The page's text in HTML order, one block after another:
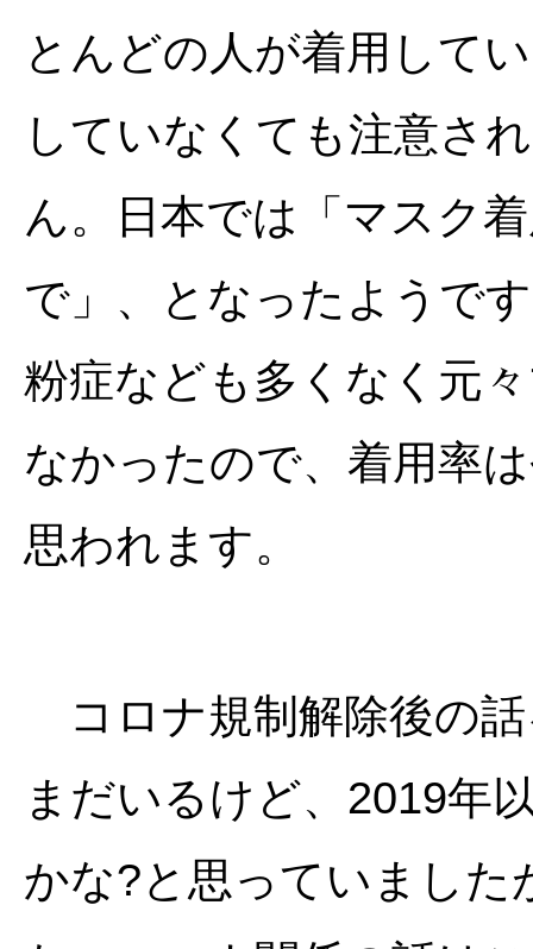
とんどの人が着用して
していなくても注意さ
ん。日本では「マスク
で」、となったようで
粉症なども多くなく元
なかったので、着用率
思われます。
コロナ規制解除後の
まだいるけど、2019年
かな?と思っていました